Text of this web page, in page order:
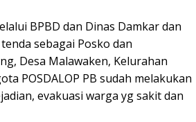
BPBD dan Dinas Damkar dan
sebagai Posko dan
Desa Malawaken, Kelurahan
POSDALOP PB sudah melakukan
evakuasi warga yg sakit dan